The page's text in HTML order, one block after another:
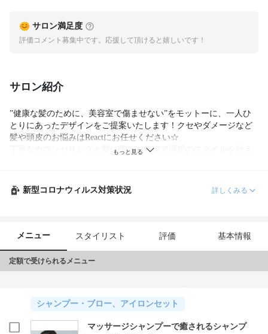
サロン満足度
評価コメント募集中です。応援して頂けると嬉しいです！
サロン紹介
”健康な髪のために、美容室で傷ませない”をモットーに、一人ひ
とりにあったデザインをご提案いたします！クセやダメージなど
髪や頭皮のお悩みはReactにお任せください☆
丁寧なカウンセリングと髪に優しい施術で理想のスタイルを叶え
新型コロナウィルス対策状況
詳しくみる
メニュー スタイリスト 評価 基本情報
定額で受けられるメニュー
シャンプー・ブロー、アイロンセット
マッサージシャンプーで癒されるシャンプ